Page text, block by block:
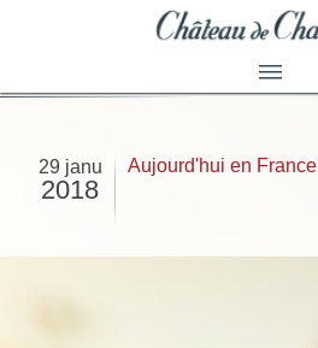
29 janu
2018
Aujourd'hui en France